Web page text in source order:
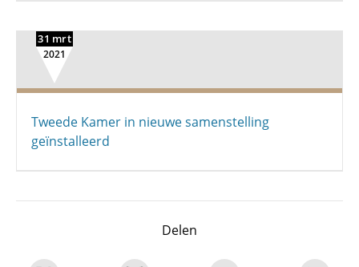
31 mrt
2021
Tweede Kamer in nieuwe samenstelling
geïnstalleerd
Delen